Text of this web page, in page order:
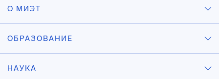
О МИЭТ
ОБРАЗОВАНИЕ
НАУКА